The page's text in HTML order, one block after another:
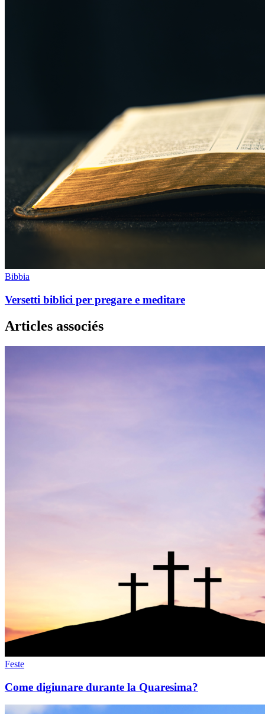
Bibbia
Versetti biblici per pregare e meditare
Articles associés
Feste
Come digiunare durante la Quaresima?